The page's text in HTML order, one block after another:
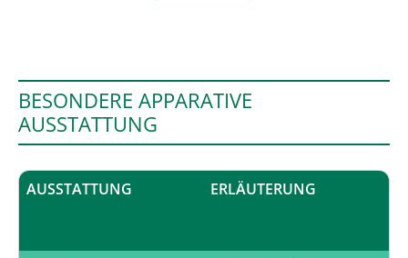
BESONDERE APPARATIVE
AUSSTATTUNG
AUSSTATTUNG ERLÄUTERUNG